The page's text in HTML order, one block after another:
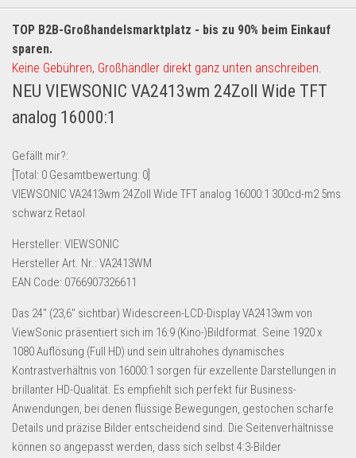
Handy und Smartphone
Kosmetik & Pflege
Lebensmittel & Getränke
Multimedia & Elektro
Münzen
Spielzeug & Games
Uhren & Schmuck
Wohnen & Einrichten
Restposten-Angebote
Restposten für Privatpersonen
eBay Restposten kaufen
Sonderposten-Angebote
Saison & Eventprodkte
Dropshipping-Produkte
TOP B2B-Großhandelsmarktplatz - bis zu 90% beim Einkauf
sparen.
Keine Gebühren, Großhändler direkt ganz unten anschreiben.
NEU VIEWSONIC VA2413wm 24Zoll Wide TFT
analog 16000:1
Gefällt mir?:
[Total: 0 Gesamtbewertung: 0
VIEWSONIC VA2413wm 24Zoll Wide TFT analog 16000:1 300cd-m2 5ms
schwarz Retaol
Hersteller: VIEWSONIC
Hersteller Art. Nr.: VA2413WM
EAN Code: 0766907326611
Das 24″ (23,6″ sichtbar) Widescreen-LCD-Display VA2413wm von
ViewSonic präsentiert sich im 16:9 (Kino-)Bildformat. Seine 1920 x
1080 Auflösung (Full HD) und sein ultrahohes dynamisches
Kontrastverhältnis von 16000:1 sorgen für exzellente Darstellungen in
brillanter HD-Qualität. Es empfiehlt sich perfekt für Business-
Anwendungen, bei denen flüssige Bewegungen, gestochen scharfe
Details und präzise Bilder entscheidend sind. Die Seitenverhältnisse
können so angepasst werden, dass sich selbst 4:3-Bilder